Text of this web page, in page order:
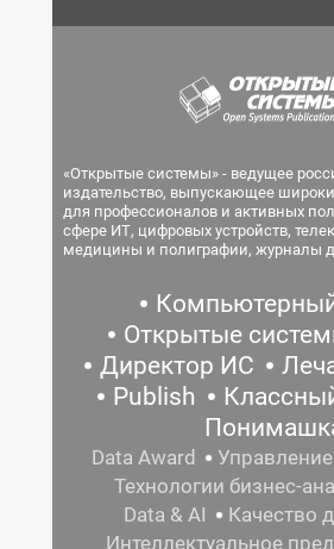
«Открытые системы» - ведущее
издательство, выпускающее
для профессионалов и активных
сфере ИТ, цифровых устройств,
медицины и полиграфии, журналы
Открытые
Директор ИС
Publish
Data Award
Технологии бизнес-
Data & AI
Качество
Интеллектуальное